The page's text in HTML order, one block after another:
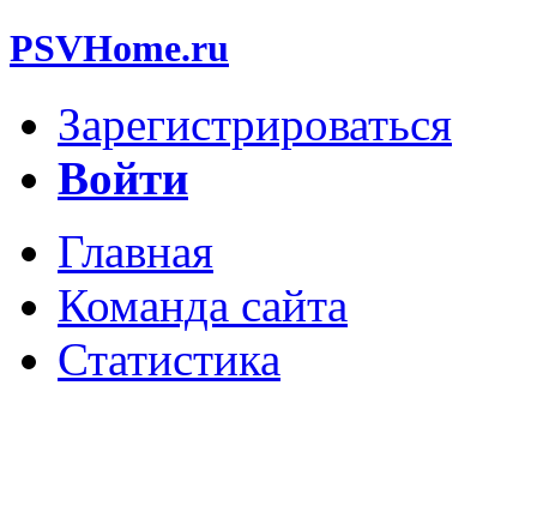
PSVHome.ru
Зарегистрироваться
Войти
Главная
Команда сайта
Статистика